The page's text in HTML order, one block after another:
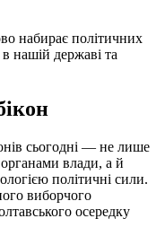
набирає політичних
нашій державі та
сьогодні — не лише
влади, а й
політичні сили.
виборчого
осередку